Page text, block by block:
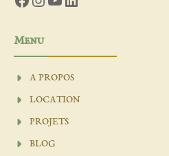
Menu
A PROPOS
LOCATION
PROJETS
BLOG